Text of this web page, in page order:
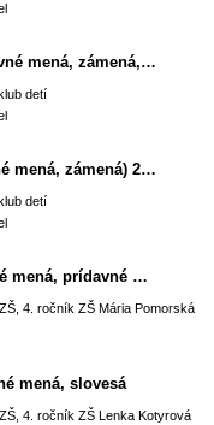
Slovné druhy 3 (podstatné mená, prídavné mená, zámená, číslovky)
detí
Slovné druhy (podstatné mená, prídavné mená, zámená) 2. časť
detí
Opakovanie slovných druhov (podstatné mená, prídavné mená, zámená)
4. ročník ZŠ Mária Pomorská
mená, slovesá
4. ročník ZŠ Lenka Kotyrová